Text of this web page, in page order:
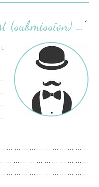
(submission) … ’
… … … … … … … … … … …
… … … … … … … … … … …
… … … … … … … … … … …
… … … … … … … … … … …